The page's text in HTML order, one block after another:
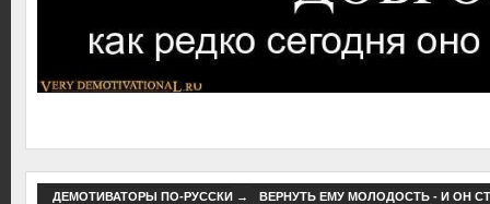
ДЕМОТИВАТОРЫ ПО-РУССКИ→ ВЕРНУТЬ ЕМУ МОЛОДОСТЬ - И ОН